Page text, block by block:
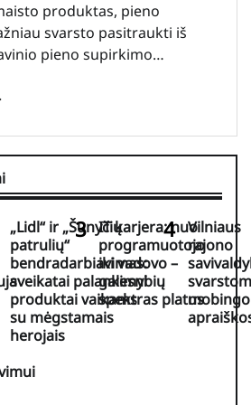
produktas, pieno
svarsto pasitraukti iš
pieno supirkimo…
„Lidl“ ir „Šunyčių
patrulių“
bendradarbiavimas:
sveikatai palankesni
produktai vaikams
su mėgstamais
herojais
IT karjera: nuo
programuotojo
iki vadovo –
galimybių
spektras platus
Vilniaus
rajono
mobingo